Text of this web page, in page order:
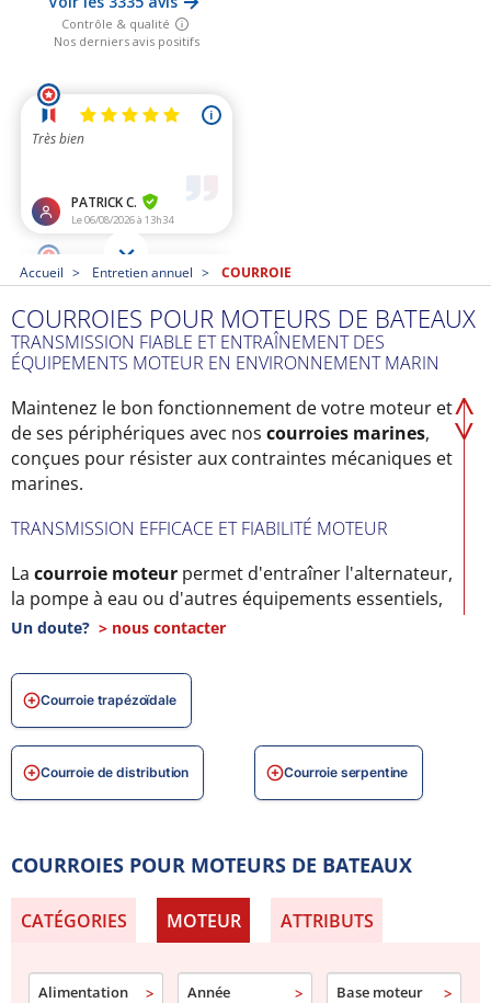
Accueil Entretien annuel COURROIE
COURROIES POUR MOTEURS DE BATEAUX
TRANSMISSION FIABLE ET ENTRAÎNEMENT DES
ÉQUIPEMENTS MOTEUR EN ENVIRONNEMENT MARIN
Maintenez le bon fonctionnement de votre moteur et
de ses périphériques avec nos courroies marines,
conçues pour résister aux contraintes mécaniques et
marines.
TRANSMISSION EFFICACE ET FIABILITÉ MOTEUR
La courroie moteur permet d'entraîner l'alternateur,
la pompe à eau ou d'autres équipements essentiels,
garantissant un fonctionnement optimal du moteur
MATÉRIAUX RÉSISTANTS POUR ENVIRONNEMENT
MARIN
Nos courroies sont renforcées et résistent aux
variations de température, à l'humidité et aux
COMPATIBILITÉ AVEC MOTEURS MARINS
Disponibles pour moteurs Volvo, Mercury,
Mercruiser, OMC, PCM et autres motorisations
marines, elles garantissent performance et fiabilité en
mer.
Un doute? > nous contacter
Courroie trapézoïdale
Courroie de distribution Courroie serpentine
COURROIES POUR MOTEURS DE BATEAUX
CATÉGORIES MOTEUR
Alimentation Année Base moteur
ATTRIBUTS